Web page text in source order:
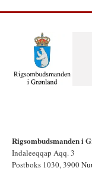
Rigsombudsmanden i
Indaleeqqap Aqq. 3
Postboks 1030, 3900